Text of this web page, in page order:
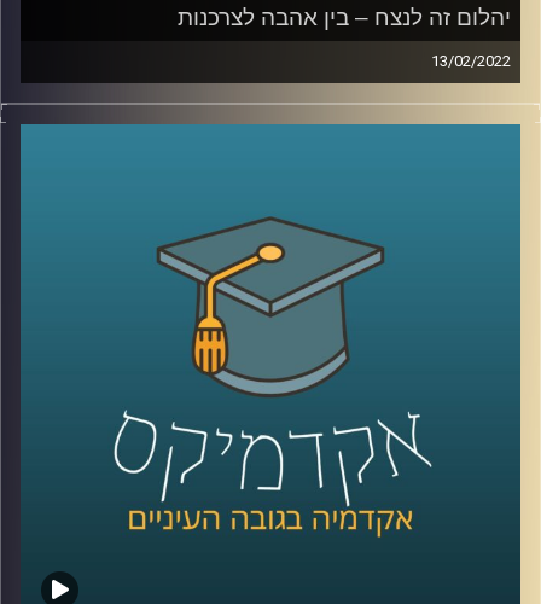
לחצו כאן
קרדיט תמונות:AudioVersity
יהלום זה לנצח – בין אהבה לצרכנות
13/02/2022
מרלין מונרו הצהירה כבר בשנות החמישים כי "יהלום הוא חברה
הטוב ביותר של האישה", בכל זאת… יהלומים זה לנצח…
לאהבה? האזינו לשיחה שקיימתי עם ד"ר שירי רזניק,
פסיכולוגית חברתית וחוקרת תקשורת, מרצת הקורס "ייצוגים
של אהבה וזוגיות בתרבות הפופולארית".
לשיחה עם ד"ר שירי רזניק על "אהבה כמו בסרטים" –
לשיחה עם ד"ר רזניק על איך ילדות תופסות סיפורי אהבה –